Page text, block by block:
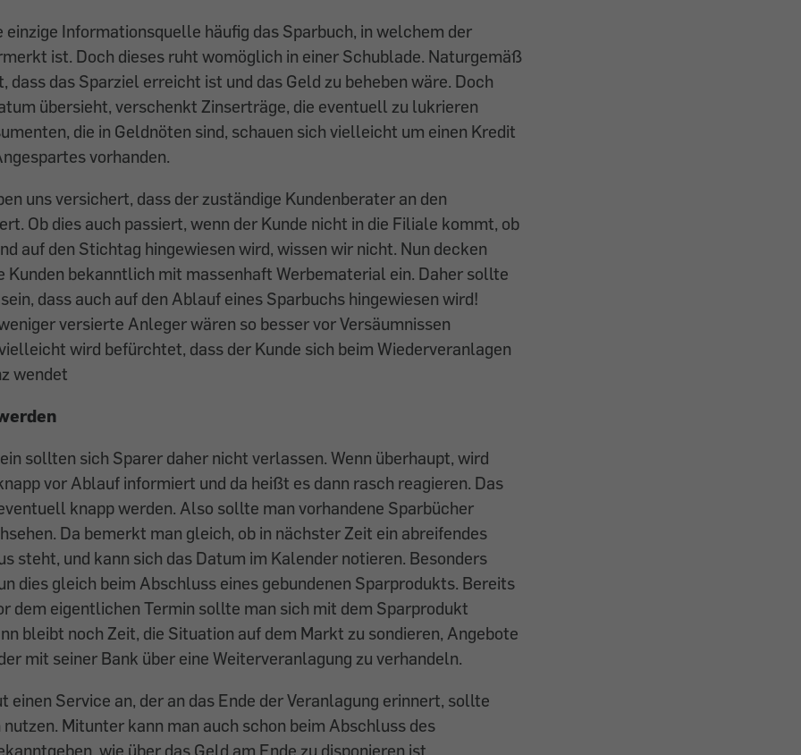
einzige Informationsquelle häufig das Sparbuch, in welchem der
ist. Doch dieses ruht womöglich in einer Schublade. Naturgemäß
dass das Sparziel erreicht ist und das Geld zu beheben wäre. Doch
übersieht, verschenkt Zinserträge, die eventuell zu lukrieren
die in Geldnöten sind, schauen sich vielleicht um einen Kredit
vorhanden.
uns versichert, dass der zuständige Kundenberater an den
Ob dies auch passiert, wenn der Kunde nicht in die Filiale kommt, ob
auf den Stichtag hinge­wiesen wird, wissen wir nicht. Nun decken
Kunden bekanntlich mit massenhaft Werbematerial ein. Daher sollte
dass auch auf den Ablauf eines Sparbuchs hingewiesen wird!
versierte Anleger wären so besser vor Versäumnissen
wird befürchtet, dass der Kunde sich beim Wiederveran­lagen
wendet
sollten sich Sparer daher nicht verlassen. Wenn überhaupt, wird
vor Ablauf informiert und da heißt es dann rasch reagieren. Das
knapp werden. Also sollte man vorhandene Spar­bücher
Da bemerkt man gleich, ob in nächster Zeit ein abreifendes
steht, und kann sich das Datum im Kalender notieren. ­Besonders
dies gleich beim Abschluss eines gebundenen Sparprodukts. Bereits
dem eigentlichen Termin sollte man sich mit dem Sparprodukt
bleibt noch Zeit, die Situation auf dem Markt zu sondieren, Angebote
mit seiner Bank über eine Weiterveranlagung zu verhandeln.
einen Service an, der an das Ende der Veranlagung erinnert, sollte
nutzen. Mitunter kann man auch schon beim Abschluss des
wie über das Geld am Ende zu disponieren ist.